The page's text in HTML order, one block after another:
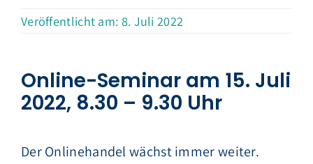
Veröffentlicht am: 8. Juli 2022
Online-Seminar am 15. Juli
2022, 8.30 – 9.30 Uhr
Der Onlinehandel wächst immer weiter.